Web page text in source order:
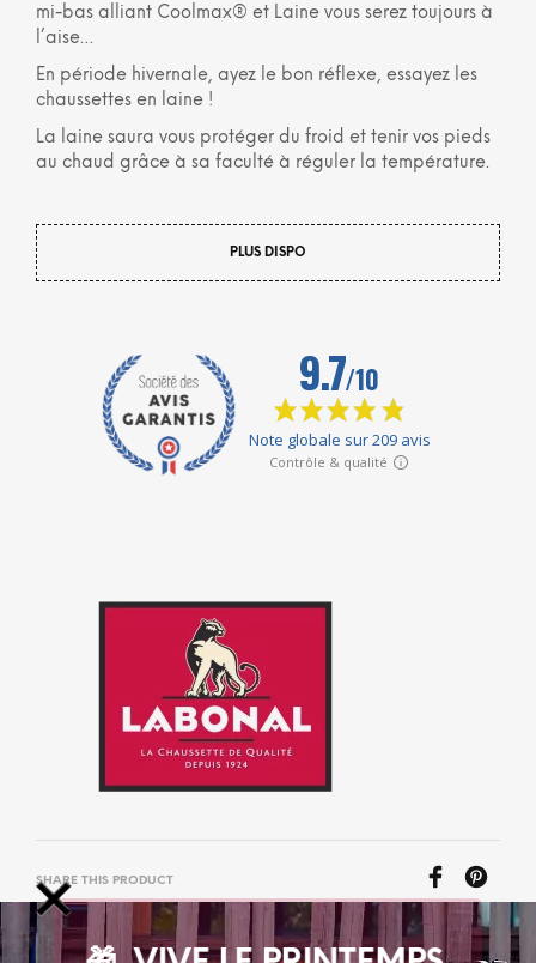
mi-bas alliant Coolmax® et Laine vous serez toujours à
l’aise…
En période hivernale, ayez le bon réflexe, essayez les
chaussettes en laine !
La laine saura vous protéger du froid et tenir vos pieds
au chaud grâce à sa faculté à réguler la température.
PLUS DISPO
SHARE THIS PRODUCT